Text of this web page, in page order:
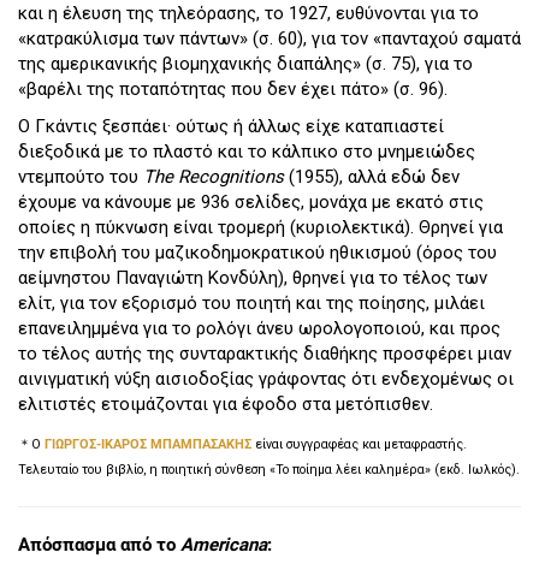
και η έλευση της τηλεόρασης, το 1927, ευθύνονται για το
«κατρακύλισμα των πάντων» (σ. 60), για τον «πανταχού σαματά
της αμερικανικής βιομηχανικής διαπάλης» (σ. 75), για το
«βαρέλι της ποταπότητας που δεν έχει πάτο» (σ. 96).
Ο Γκάντις ξεσπάει· ούτως ή άλλως είχε καταπιαστεί
διεξοδικά με το πλαστό και το κάλπικο στο μνημειώδες
ντεμπούτο του The Recognitions(1955), αλλά εδώ δεν
έχουμε να κάνουμε με 936 σελίδες, μονάχα με εκατό στις
οποίες η πύκνωση είναι τρομερή (κυριολεκτικά). Θρηνεί για
την επιβολή του μαζικοδημοκρατικού ηθικισμού (όρος του
αείμνηστου Παναγιώτη Κονδύλη), θρηνεί για το τέλος των
ελίτ, για τον εξορισμό του ποιητή και της ποίησης, μιλάει
επανειλημμένα για το ρολόγι άνευ ωρολογοποιού, και προς
το τέλος αυτής της συνταρακτικής διαθήκης προσφέρει μιαν
αινιγματική νύξη αισιοδοξίας γράφοντας ότι ενδεχομένως οι
ελιτιστές ετοιμάζονται για έφοδο στα μετόπισθεν.
＊Ο ΓΙΩΡΓΟΣ-ΙΚΑΡΟΣ ΜΠΑΜΠΑΣΑΚΗΣ είναι συγγραφέας και μεταφραστής.
Τελευταίο του βιβλίο, η ποιητική σύνθεση «Το ποίημα λέει καλημέρα» (εκδ. Ιωλκός).
Απόσπασμα από το Americana: